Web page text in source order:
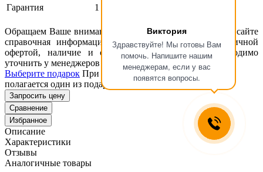
Виктория
Здравствуйте! Мы готовы Вам
помочь. Напишите нашим
менеджерам, если у вас
появятся вопросы.
Гарантия
1 год
Обращаем Ваше внимание, что размещенная на данном сайте
справочная информация о товарах не является публичной
офертой, наличие и стоимость оборудования необходимо
уточнить у менеджеров ООО "Концепт Технологии".
Выберите подарок При покупке данного товара вам
полагается один из подарков представленных ниже
Запросить цену
Сравнение
Избранное
Описание
Характеристики
Отзывы
Аналогичные товары